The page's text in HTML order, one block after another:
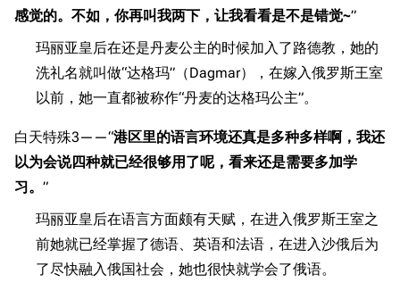
感觉的。不如，你再叫我两下，让我看看是不是错觉~”
玛丽亚皇后在还是丹麦公主的时候加入了路德教，她的
洗礼名就叫做“达格玛”（Dagmar），在嫁入俄罗斯王室
以前，她一直都被称作“丹麦的达格玛公主”。
白天特殊3——“港区里的语言环境还真是多种多样啊，我还
以为会说四种就已经很够用了呢，看来还是需要多加学
习。 ”
玛丽亚皇后在语言方面颇有天赋，在进入俄罗斯王室之
前她就已经掌握了德语、英语和法语，在进入沙俄后为
了尽快融入俄国社会，她也很快就学会了俄语。